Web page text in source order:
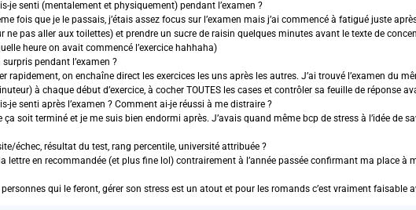
je senti (mentalement et physiquement) pendant l’examen ?
fois que je le passais, j’étais assez focus sur l’examen mais j’ai commencé à fatigué juste
ne pas aller aux toilettes) et prendre un sucre de raisin quelques minutes avant le texte de
heure on avait commencé l’exercice hahhaha)
surpris pendant l’examen ?
rapidement, on enchaîne direct les exercices les uns après les autres. J’ai trouvé l’examen du
à chaque début d’exercice, à cocher TOUTES les cases et contrôler sa feuille de réponse
je senti après l’examen ? Comment ai-je réussi à me distraire ?
ça soit terminé et je me suis bien endormi après. J’avais quand même bcp de stress à l’idée
échec, résultat du test, rang percentile, université attribuée ?
la lettre en recommandée (et plus fine lol) contrairement à l’année passée confirmant ma
qui le feront, gérer son stress est un atout et pour les romands c’est vraiment faisable